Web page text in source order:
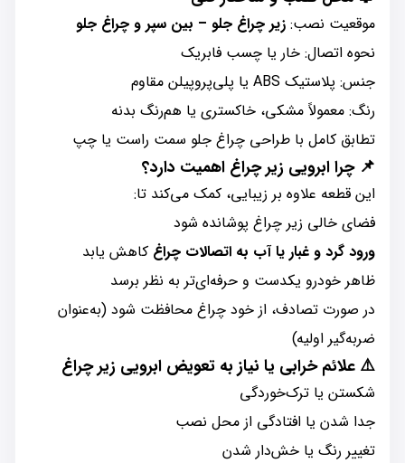
موقعیت نصب: زیر چراغ جلو – بین سپر و چراغ جلو
نحوه اتصال: خار یا چسب فابریک
جنس: پلاستیک ABS یا پلی‌پروپیلن مقاوم
رنگ: معمولاً مشکی، خاکستری یا هم‌رنگ بدنه
تطابق کامل با طراحی چراغ جلو سمت راست یا چپ
📌 چرا ابرویی زیر چراغ اهمیت دارد؟
این قطعه علاوه بر زیبایی، کمک می‌کند تا:
فضای خالی زیر چراغ پوشانده شود
ورود گرد و غبار یا آب به اتصالات چراغ کاهش یابد
ظاهر خودرو یکدست و حرفه‌ای‌تر به نظر برسد
در صورت تصادف، از خود چراغ محافظت شود (به‌عنوان
ضربه‌گیر اولیه)
⚠️ علائم خرابی یا نیاز به تعویض ابرویی زیر چراغ
شکستن یا ترک‌خوردگی
جدا شدن یا افتادگی از محل نصب
تغییر رنگ یا خش‌دار شدن